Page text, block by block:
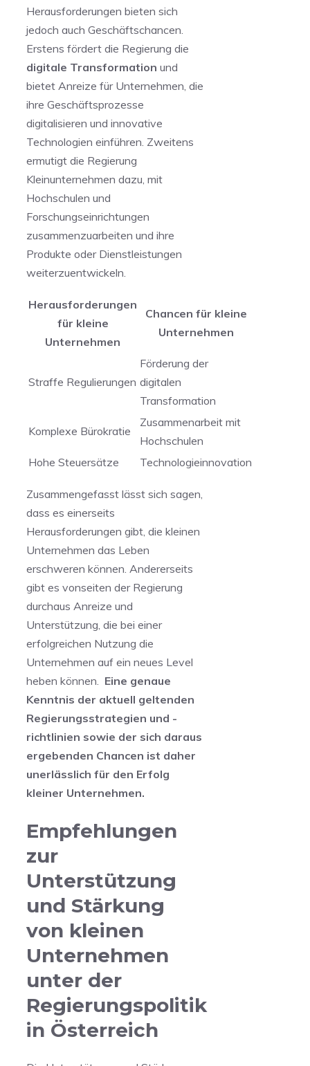
Herausforderungen bieten sich
jedoch auch Geschäftschancen.
Erstens ‍fördert die Regierung‌ die
digitale Transformation ‌und
bietet Anreize für Unternehmen,⁢ die
ihre Geschäftsprozesse
digitalisieren und⁢ innovative
Technologien ⁢einführen. Zweitens
ermutigt die Regierung
Kleinunternehmen dazu,⁤ mit
Hochschulen und
Forschungseinrichtungen
zusammenzuarbeiten​ und ihre
Produkte ‍oder Dienstleistungen
weiterzuentwickeln.
Herausforderungen
für kleine
Unternehmen
Chancen ⁢für kleine
Unternehmen
Straffe Regulierungen
Förderung der
digitalen
Transformation
Komplexe Bürokratie
Zusammenarbeit mit
Hochschulen
Hohe Steuersätze
Technologieinnovation
Zusammengefasst lässt sich sagen,
dass ‍es einerseits
Herausforderungen gibt, die kleinen
Unternehmen das Leben
erschweren können. Andererseits
⁣gibt es vonseiten der Regierung⁤
durchaus Anreize und
Unterstützung, die bei einer‍
erfolgreichen Nutzung die
Unternehmen auf ein neues Level
heben können.
⁢ Eine genaue
Kenntnis der aktuell geltenden
Regierungsstrategien und -
richtlinien sowie der sich daraus
ergebenden Chancen ist daher
unerlässlich für ​den Erfolg
kleiner Unternehmen.
Empfehlungen
zur
Unterstützung
und Stärkung
von kleinen
Unternehmen
unter der⁤
Regierungspolitik
in Österreich